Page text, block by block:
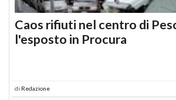
Caos rifiuti nel centro di
l'esposto in Procura
di Redazione